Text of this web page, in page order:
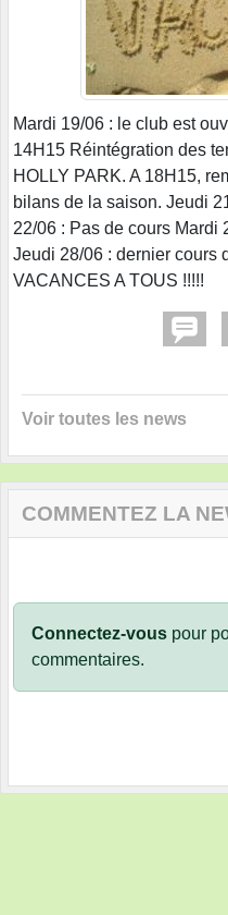
Mardi 19/06 : le club est
14H15 Réintégration des
HOLLY PARK. A 18H15,
bilans de la saison. Jeudi
22/06 : Pas de cours Mardi
Jeudi 28/06 : dernier cours
VACANCES A TOUS !!!!!
Voir toutes les news
COMMENTEZ LA
Connectez-vous pour
commentaires.